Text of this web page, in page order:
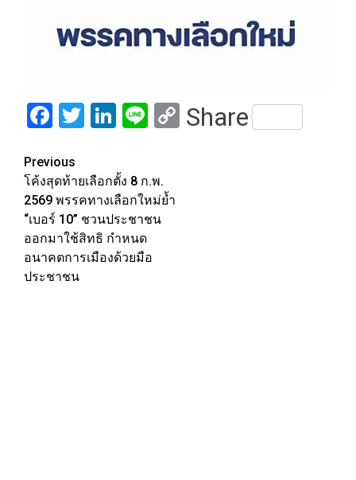
Facebook
Twitter
LinkedIn
LineCopy
Share
Post
navigation
Previous
โค้งสุดท้ายเลือกตั้ง 8 ก.พ.
2569 พรรคทางเลือกใหม่ย้ำ
“เบอร์ 10” ชวนประชาชน
ออกมาใช้สิทธิ กำหนด
อนาคตการเมืองด้วยมือ
ประชาชน